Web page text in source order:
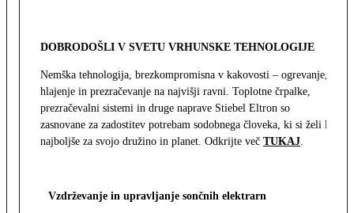
DOBRODOŠLI V SVETU VRHUNSKE TEHNOLOGIJE
Nemška tehnologija, brezkompromisna v kakovosti – ogrevanje,
hlajenje in prezračevanje na najvišji ravni. Toplotne črpalke,
prezračevalni sistemi in druge naprave Stiebel Eltron so
zasnovane za zadostitev potrebam sodobnega človeka, ki si želi le
najboljše za svojo družino in planet. Odkrijte več TUKAJ.
Vzdrževanje in upravljanje sončnih elektrarn